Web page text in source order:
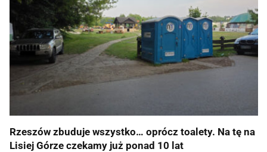
Rzeszów zbuduje wszystko… oprócz toalety. Na tę na
Lisiej Górze czekamy już ponad 10 lat